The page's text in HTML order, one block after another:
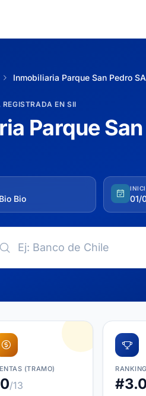
Inmobiliaria Parque San Pedro SA
REGISTRADA EN SII
Parque
Bio 01/
(TRAMO)
/13